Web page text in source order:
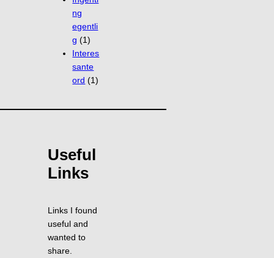
ng
egentli
g (1)
Interes
sante
ord (1)
Useful
Links
Links I found
useful and
wanted to
share.